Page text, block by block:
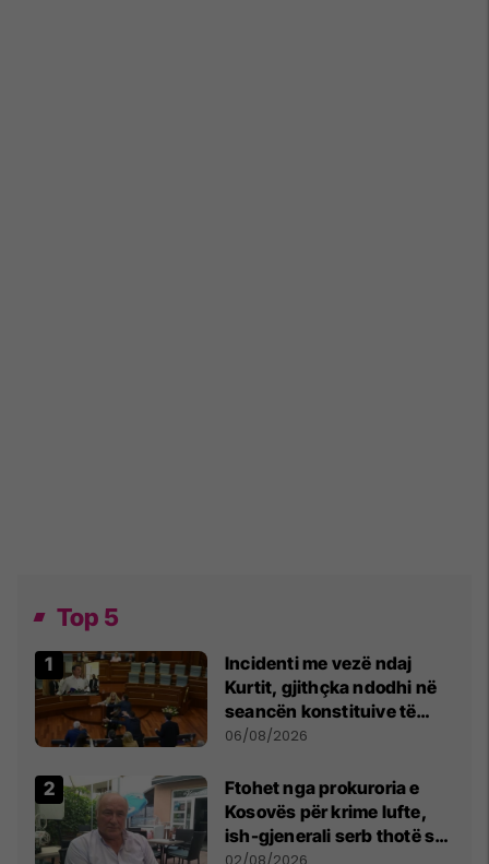
Top 5
Incidenti me vezë ndaj
Kurtit, gjithçka ndodhi në
seancën konstituive të
Kuvendit
06/08/2026
Ftohet nga prokuroria e
Kosovës për krime lufte,
ish-gjenerali serb thotë se
dikush e tradhtoi në